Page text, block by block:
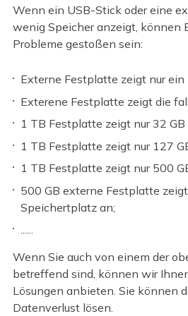
Wenn ein USB-Stick oder eine
wenig Speicher anzeigt, können
Probleme gestoßen sein:
Externe Festplatte zeigt nur ein
Exterene Festplatte zeigt die
1 TB Festplatte zeigt nur 32
1 TB Festplatte zeigt nur 127
1 TB Festplatte zeigt nur 500
500 GB externe Festplatte
Speichertplatz an;
......
Wenn Sie auch von einem der
betreffend sind, können wir
Lösungen anbieten. Sie können
Datenverlust lösen.